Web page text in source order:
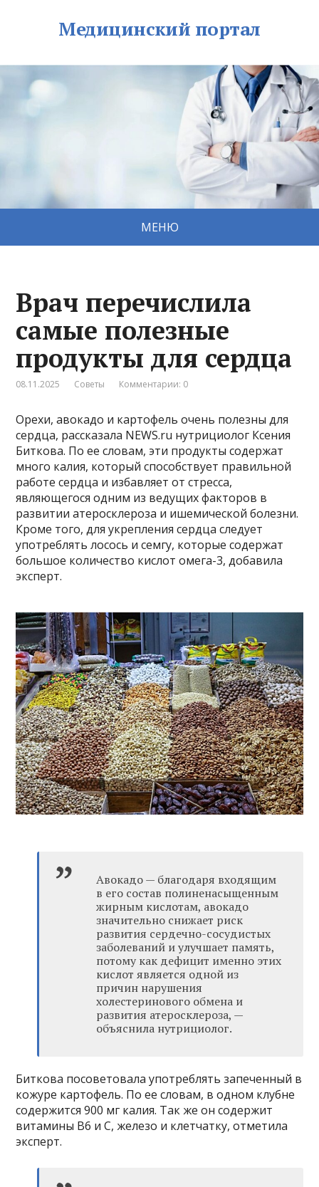
Медицинский портал
МЕНЮ
Врач перечислила
самые полезные
продукты для сердца
08.11.2025 Советы Комментарии: 0
Орехи, авокадо и картофель очень полезны для
сердца, рассказала NEWS.ru нутрициолог Ксения
Биткова. По ее словам, эти продукты содержат
много калия, который способствует правильной
работе сердца и избавляет от стресса,
являющегося одним из ведущих факторов в
развитии атеросклероза и ишемической болезни.
Кроме того, для укрепления сердца следует
употреблять лосось и семгу, которые содержат
большое количество кислот омега-3, добавила
эксперт.
Авокадо — благодаря входящим
в его состав полиненасыщенным
жирным кислотам, авокадо
значительно снижает риск
развития сердечно-сосудистых
заболеваний и улучшает память,
потому как дефицит именно этих
кислот является одной из
причин нарушения
холестеринового обмена и
развития атеросклероза, —
объяснила нутрициолог.
Биткова посоветовала употреблять запеченный в
кожуре картофель. По ее словам, в одном клубне
содержится 900 мг калия. Так же он содержит
витамины В6 и С, железо и клетчатку, отметила
эксперт.